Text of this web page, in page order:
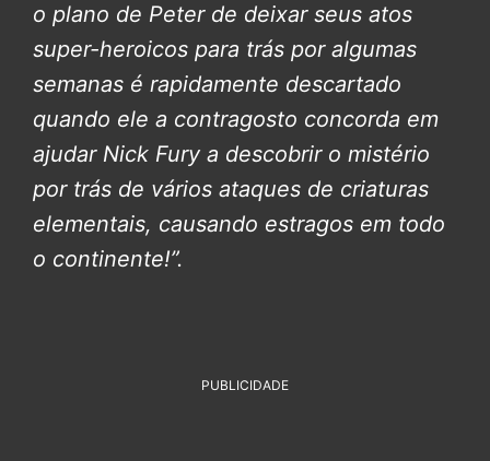
o plano de Peter de deixar seus atos
super-heroicos para trás por algumas
semanas é rapidamente descartado
quando ele a contragosto concorda em
ajudar Nick Fury a descobrir o mistério
por trás de vários ataques de criaturas
elementais, causando estragos em todo
o continente!”.
PUBLICIDADE